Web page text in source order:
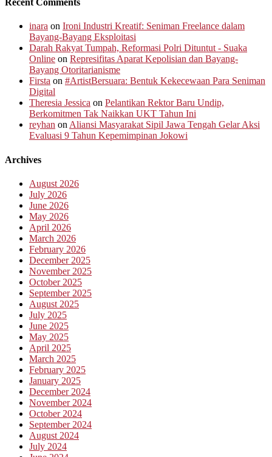
Recent Comments
inara on Ironi Industri Kreatif: Seniman Freelance dalam
Bayang-Bayang Eksploitasi
Darah Rakyat Tumpah, Reformasi Polri Dituntut - Suaka
Online on Represifitas Aparat Kepolisian dan Bayang-
Bayang Otoritarianisme
Firsta on #ArtistBersuara: Bentuk Kekecewaan Para Seniman
Digital
Theresia Jessica on Pelantikan Rektor Baru Undip,
Berkomitmen Tak Naikkan UKT Tahun Ini
reyhan onAliansi Masyarakat Sipil Jawa Tengah Gelar Aksi
Evaluasi 9 Tahun Kepemimpinan Jokowi
Archives
August 2026
July 2026
June 2026
May 2026
April 2026
March 2026
February 2026
December 2025
November 2025
October 2025
September 2025
August 2025
July 2025
June 2025
May 2025
April 2025
March 2025
February 2025
January 2025
December 2024
November 2024
October 2024
September 2024
August 2024
July 2024